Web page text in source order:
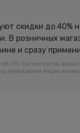
скидки до 40%
В розничных
и сразу
00. Организатор акции
проведения Акции